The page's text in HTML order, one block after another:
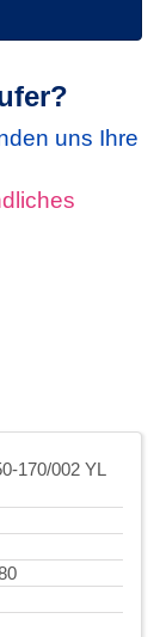
uns Ihre
170/002 YL